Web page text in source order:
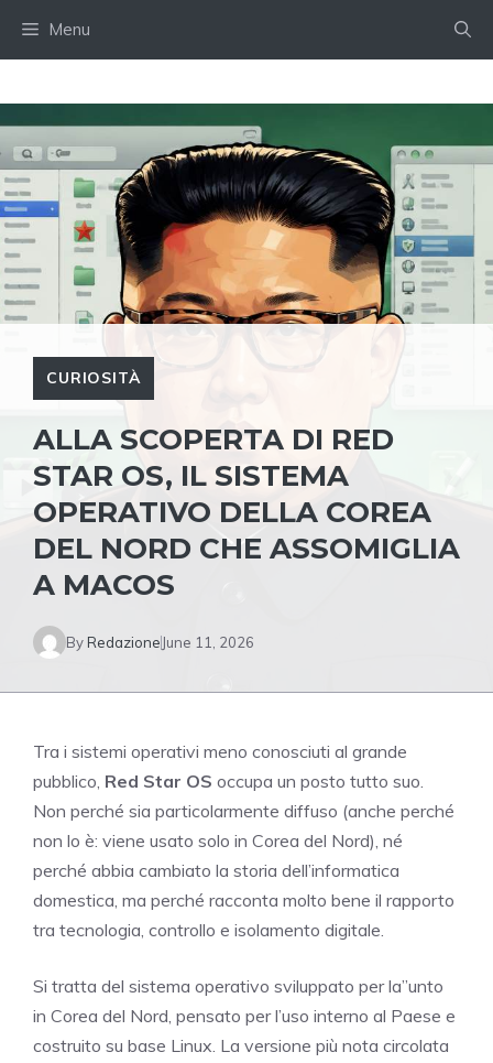
Menu
CURIOSITÀ
ALLA SCOPERTA DI RED
STAR OS, IL SISTEMA
OPERATIVO DELLA COREA
DEL NORD CHE ASSOMIGLIA
A MACOS
By Redazione June 11, 2026
Tra i sistemi operativi meno conosciuti al grande
pubblico, Red Star OS occupa un posto tutto suo.
Non perché sia particolarmente diffuso (anche perché
non lo è: viene usato solo in Corea del Nord), né
perché abbia cambiato la storia dell’informatica
domestica, ma perché racconta molto bene il rapporto
tra tecnologia, controllo e isolamento digitale.
Si tratta del sistema operativo sviluppato per la”unto
in Corea del Nord, pensato per l’uso interno al Paese e
costruito su base Linux. La versione più nota circolata